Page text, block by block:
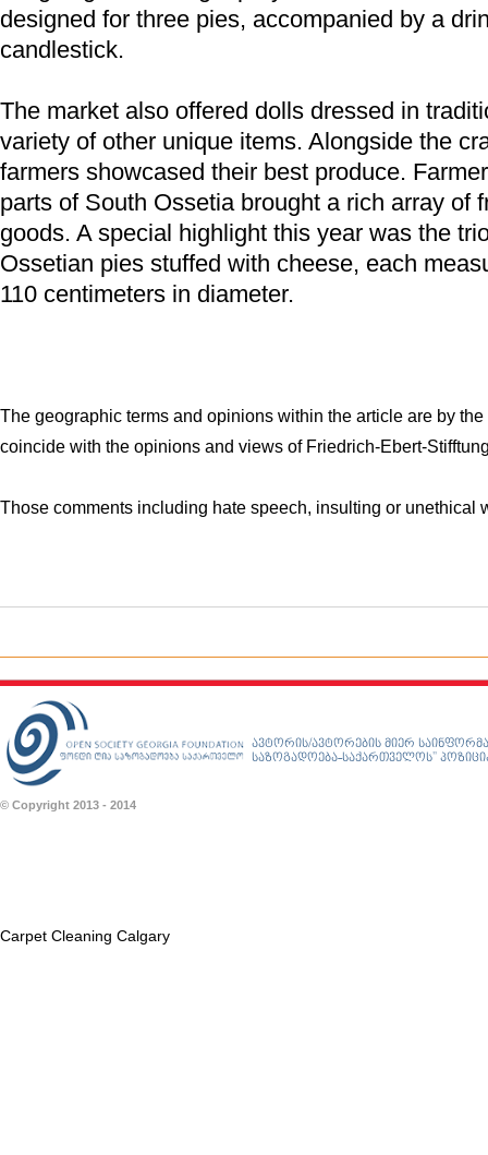
designed for three pies, accompanied by a
candlestick.
The market also offered dolls dressed in
variety of other unique items. Alongside the
farmers showcased their best produce.
parts of South Ossetia brought a rich array of
goods. A special highlight this year was the
Ossetian pies stuffed with cheese, each
110 centimeters in diameter.
The geographic terms and opinions within the article are by the
coincide with the opinions and views of Friedrich-Ebert-
Those comments including hate speech, insulting or unethical
ავტორის/ავტორების მიერ
საზოგადოება-საქართველოს”
© Copyright 2013 - 2014
Carpet Cleaning Calgary